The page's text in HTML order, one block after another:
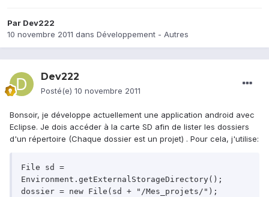
Par Dev222
10 novembre 2011 dans Développement - Autres
Dev222
Posté(e) 10 novembre 2011
Bonsoir, je développe actuellement une application android avec
Eclipse. Je dois accéder à la carte SD afin de lister les dossiers
d'un répertoire (Chaque dossier est un projet) . Pour cela, j'utilise:
File sd =
Environment.getExternalStorageDirectory();
dossier = new File(sd + "/Mes_projets/");